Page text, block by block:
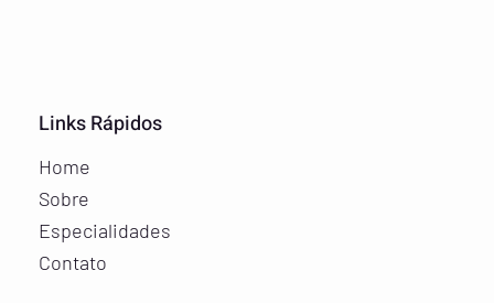
Links Rápidos
Home
Sobre
Especialidades
Contato